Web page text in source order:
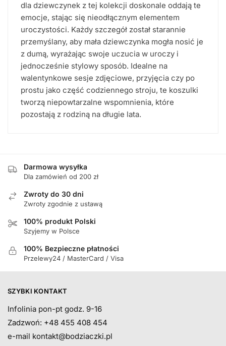
dla dziewczynek z tej kolekcji doskonale oddają te
emocje, stając się nieodłącznym elementem
uroczystości. Każdy szczegół został starannie
przemyślany, aby mała dziewczynka mogła nosić je
z dumą, wyrażając swoje uczucia w uroczy i
jednocześnie stylowy sposób. Idealne na
walentynkowe sesje zdjęciowe, przyjęcia czy po
prostu jako część codziennego stroju, te koszulki
tworzą niepowtarzalne wspomnienia, które
pozostają z rodziną na długie lata.
Darmowa wysyłka
Dla zamówień od 200 zł
Zwroty do 30 dni
Zwroty zgodnie z ustawą
100% produkt Polski
Szyjemy w Polsce
100% Bezpieczne płatności
Przelewy24 / MasterCard / Visa
SZYBKI KONTAKT
Infolinia pon-pt godz. 9-16
Zadzwoń: +48 455 408 454
e-mail kontakt@bodziaczki.pl